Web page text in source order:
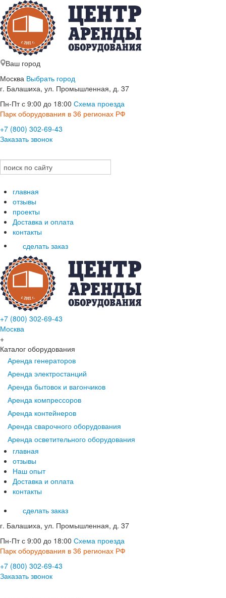
Ваш город
Москва Выбрать город
г. Балашиха, ул. Промышленная, д. 37
Пн-Пт с 9:00 до 18:00 Схема проезда
Парк оборудования в 36 регионах РФ
+7 (800) 302-69-43
Заказать звонок
главная
отзывы
проекты
Доставка и оплата
контакты
сделать заказ
+7 (800) 302-69-43
Москва
+
Каталог оборудования
Аренда генераторов
Аренда электростанций
Аренда бытовок и вагончиков
Аренда компрессоров
Аренда контейнеров
Аренда сварочного оборудования
Аренда осветительного оборудования
главная
отзывы
Наш опыт
Доставка и оплата
контакты
сделать заказ
г. Балашиха, ул. Промышленная, д. 37
Пн-Пт с 9:00 до 18:00 Схема проезда
Парк оборудования в 36 регионах РФ
+7 (800) 302-69-43
Заказать звонок